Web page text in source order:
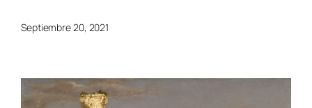
Septiembre 20, 2021